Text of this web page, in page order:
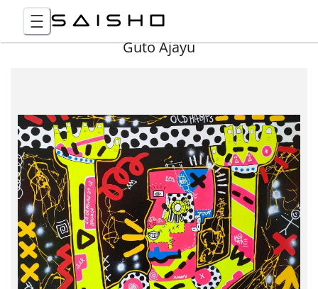
Guto Ajayu